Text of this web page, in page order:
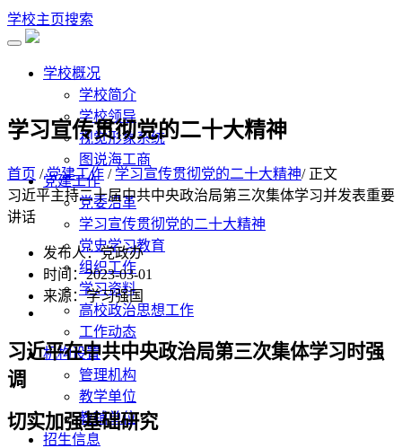
学校主页搜索
学校概况
学校简介
学校领导
视觉形象系统
图说海工商
党建工作
党委沿革
学习宣传贯彻党的二十大精神
党史学习教育
组织工作
学习资料
高校政治思想工作
工作动态
机构设置
管理机构
教学单位
教辅单位
招生信息
学习宣传贯彻党的二十大精神
首页 /党建工作 / 学习宣传贯彻党的二十大精神/ 正文
习近平主持二十届中共中央政治局第三次集体学习并发表重要
讲话
发布人：党政办
时间：2023-03-01
来源：学习强国
习近平在中共中央政治局第三次集体学习时强
调
切实加强基础研究